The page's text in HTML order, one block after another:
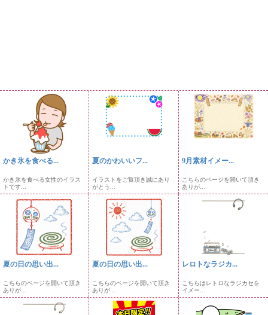
かき氷を食べる...
かき氷を食べる女性のイラス
トです...
夏のかわいいフ...
イラストをご覧頂き誠にあり
がとう...
9月素材イメー...
こちらのページを開いて頂き
ありが...
夏の日の思い出...
こちらのページを開いて頂き
ありが...
夏の日の思い出...
こちらのページを開いて頂き
ありが...
レロトなラジカ...
こちらはレトロなラジカセを
イメー...